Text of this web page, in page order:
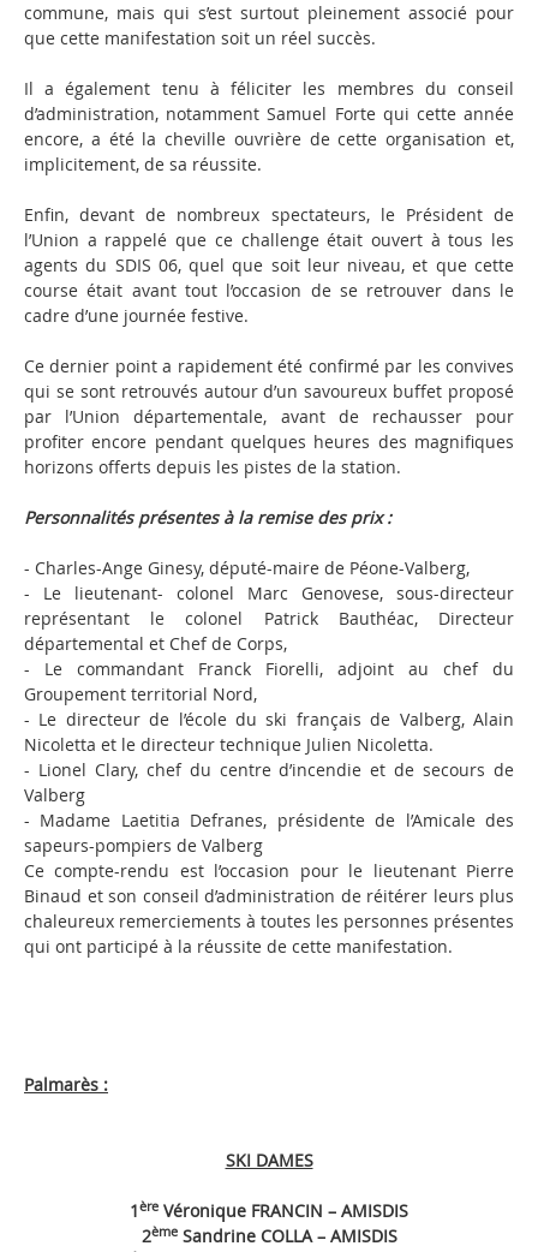
commune, mais qui s’est surtout pleinement associé pour
que cette manifestation soit un réel succès.
Il a également tenu à féliciter les membres du conseil
d’administration, notamment Samuel Forte qui cette année
encore, a été la cheville ouvrière de cette organisation et,
implicitement, de sa réussite.
Enfin, devant de nombreux spectateurs, le Président de
l’Union a rappelé que ce challenge était ouvert à tous les
agents du SDIS 06, quel que soit leur niveau, et que cette
course était avant tout l’occasion de se retrouver dans le
cadre d’une journée festive.
Ce dernier point a rapidement été confirmé par les convives
qui se sont retrouvés autour d’un savoureux buffet proposé
par l’Union départementale, avant de rechausser pour
profiter encore pendant quelques heures des magnifiques
horizons offerts depuis les pistes de la station.
Personnalités présentes à la remise des prix :
- Charles-Ange Ginesy, député-maire de Péone-Valberg,
- Le lieutenant- colonel Marc Genovese, sous-directeur
représentant le colonel Patrick Bauthéac, Directeur
départemental et Chef de Corps,
- Le commandant Franck Fiorelli, adjoint au chef du
Groupement territorial Nord,
- Le directeur de l’école du ski français de Valberg, Alain
Nicoletta et le directeur technique Julien Nicoletta.
- Lionel Clary, chef du centre d’incendie et de secours de
Valberg
- Madame Laetitia Defranes, présidente de l’Amicale des
sapeurs-pompiers de Valberg
Ce compte-rendu est l’occasion pour le lieutenant Pierre
Binaud et son conseil d’administration de réitérer leurs plus
chaleureux remerciements à toutes les personnes présentes
qui ont participé à la réussite de cette manifestation.
Palmarès :
SKI DAMES
1ère Véronique FRANCIN – AMISDIS
2èmeSandrine COLLA – AMISDIS